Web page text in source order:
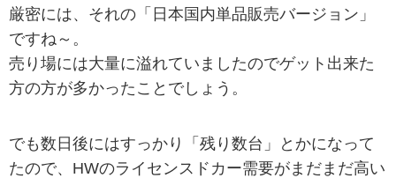
厳密には、それの「日本国内単品販売バージョン」
ですね～。
売り場には大量に溢れていましたのでゲット出来た
方の方が多かったことでしょう。
でも数日後にはすっかり「残り数台」とかになって
たので、HWのライセンスドカー需要がまだまだ高い